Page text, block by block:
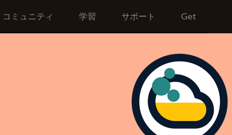
コミュニティ 学習 サポート Get